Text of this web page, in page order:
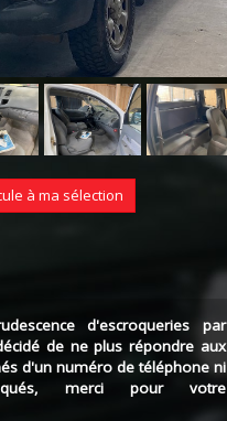
à ma sélection
d'escroqueries par
de ne plus répondre aux
d'un numéro de téléphone ni
merci pour votre